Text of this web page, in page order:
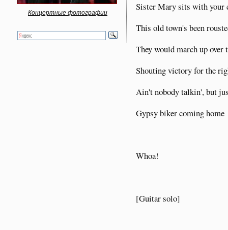
Концертные фотографии
Sister Mary sits with your
This old town's been
They would march up
Shouting victory for the
Ain't nobody talkin', but
Gypsy biker coming home
Whoa!
[Guitar solo]